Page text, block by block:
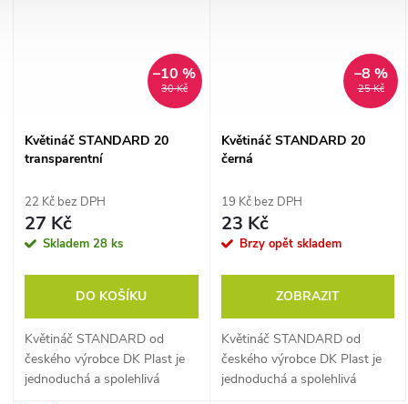
30 Kč
–10 %
Květináč STANDARD 20
transparentní
22 Kč bez DPH
27 Kč
Skladem 28 ks
DO KOŠÍKU
Květináč STANDARD od
českého výrobce DK Plast je
jednoduchá a spolehlivá
25 Kč
–8 %
Květináč STANDARD 20
černá
19 Kč bez DPH
23 Kč
Brzy opět skladem
ZOBRAZIT
Květináč STANDARD od
českého výrobce DK Plast je
jednoduchá a spolehlivá